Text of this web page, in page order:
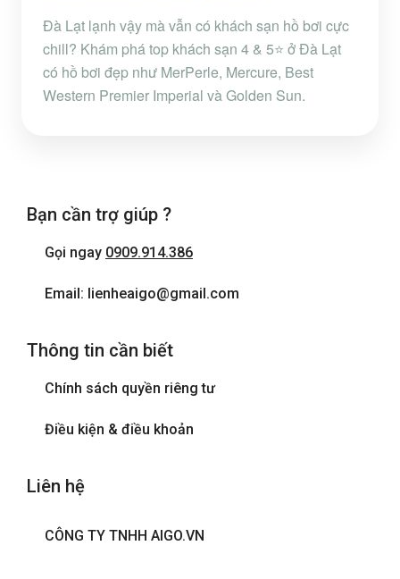
Đà Lạt lạnh vậy mà vẫn có khách sạn hồ bơi cực
chill? Khám phá top khách sạn 4 & 5⭐ ở Đà Lạt
có hồ bơi đẹp như MerPerle, Mercure, Best
Western Premier Imperial và Golden Sun.
Bạn cần trợ giúp ?
Gọi ngay 0909.914.386
Email: lienheaigo@gmail.com
Thông tin cần biết
Chính sách quyền riêng tư
Điều kiện & điều khoản
Liên hệ
CÔNG TY TNHH AIGO.VN